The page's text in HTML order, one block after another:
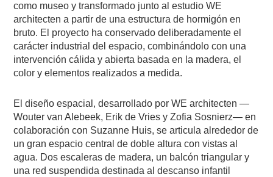
como museo y transformado junto al estudio WE
architecten a partir de una estructura de hormigón en
bruto. El proyecto ha conservado deliberadamente el
carácter industrial del espacio, combinándolo con una
intervención cálida y abierta basada en la madera, el
color y elementos realizados a medida.
El diseño espacial, desarrollado por WE architecten —
Wouter van Alebeek, Erik de Vries y Zofia Sosnierz— en
colaboración con Suzanne Huis, se articula alrededor de
un gran espacio central de doble altura con vistas al
agua. Dos escaleras de madera, un balcón triangular y
una red suspendida destinada al descanso infantil